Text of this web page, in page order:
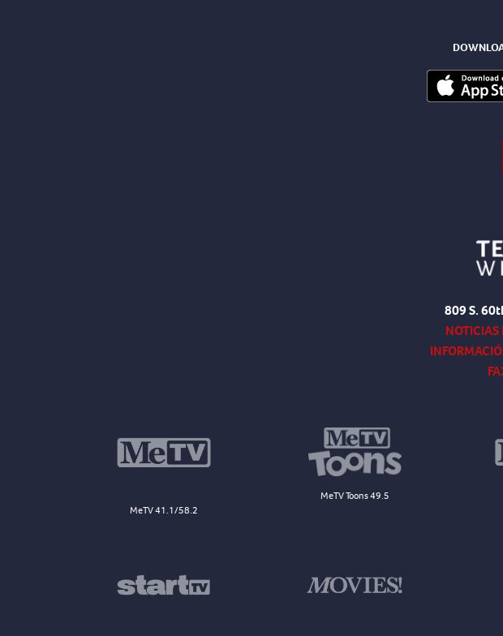
809 S.
NOTICIAS
MeTV 41.1/58.2
MeTV Toons 49.5